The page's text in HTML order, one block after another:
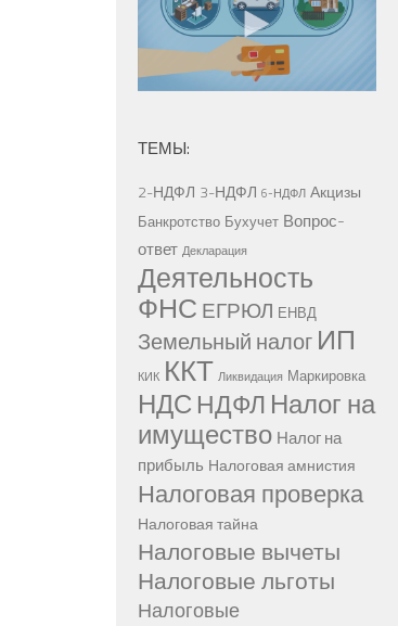
ТЕМЫ:
2-НДФЛ 3-НДФЛ 6-НДФЛ Акцизы
Банкротство Бухучет Вопрос-
ответ Декларация
Деятельность
ФНС ЕГРЮЛ ЕНВД
Земельный налог ИП
КИК ККТ Ликвидация Маркировка
НДС НДФЛ Налог на
имущество Налог на
прибыль Налоговая амнистия
Налоговая проверка
Налоговая тайна
Налоговые вычеты
Налоговые льготы
Налоговые